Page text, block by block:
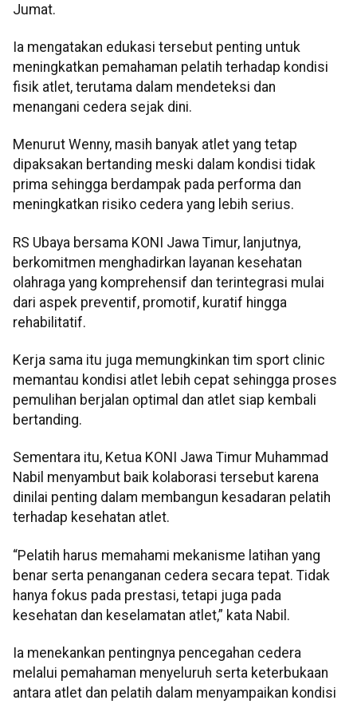
Jumat.
Ia mengatakan edukasi tersebut penting untuk
meningkatkan pemahaman pelatih terhadap kondisi
fisik atlet, terutama dalam mendeteksi dan
menangani cedera sejak dini.
Menurut Wenny, masih banyak atlet yang tetap
dipaksakan bertanding meski dalam kondisi tidak
prima sehingga berdampak pada performa dan
meningkatkan risiko cedera yang lebih serius.
RS Ubaya bersama KONI Jawa Timur, lanjutnya,
berkomitmen menghadirkan layanan kesehatan
olahraga yang komprehensif dan terintegrasi mulai
dari aspek preventif, promotif, kuratif hingga
rehabilitatif.
Kerja sama itu juga memungkinkan tim sport clinic
memantau kondisi atlet lebih cepat sehingga proses
pemulihan berjalan optimal dan atlet siap kembali
bertanding.
Sementara itu, Ketua KONI Jawa Timur Muhammad
Nabil menyambut baik kolaborasi tersebut karena
dinilai penting dalam membangun kesadaran pelatih
terhadap kesehatan atlet.
“Pelatih harus memahami mekanisme latihan yang
benar serta penanganan cedera secara tepat. Tidak
hanya fokus pada prestasi, tetapi juga pada
kesehatan dan keselamatan atlet,” kata Nabil.
Ia menekankan pentingnya pencegahan cedera
melalui pemahaman menyeluruh serta keterbukaan
antara atlet dan pelatih dalam menyampaikan kondisi